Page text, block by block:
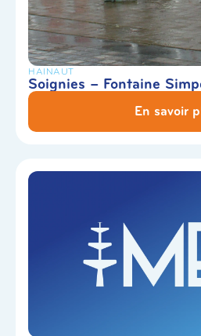
HAINAUT
Soignies – Fontaine
En savoir